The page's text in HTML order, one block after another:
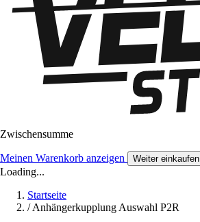
Zwischensumme
Meinen Warenkorb anzeigen Weiter einkaufen
Loading...
Startseite
/Anhängerkupplung Auswahl P2R